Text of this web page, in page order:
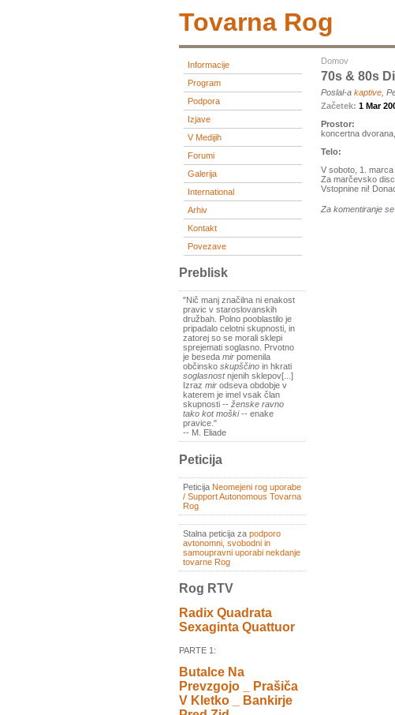
Tovarna Rog
Informacije
Program
Podpora
Izjave
V Medijih
Forumi
Galerija
International
Arhiv
Kontakt
Povezave
Preblisk
"Nič manj značilna ni enakost
pravic v staroslovanskih
družbah. Polno pooblastilo je
pripadalo celotni skupnosti, in
zatorej so se morali sklepi
sprejemati soglasno. Prvotno
je beseda mir pomenila
občinsko skupščino in hkrati
soglasnostnjenih sklepov[...]
Izraz mir odseva obdobje v
katerem je imel vsak član
skupnosti -- ženske ravno
tako kot moški-- enake
pravice."
-- M. Eliade
Peticija
Peticija Neomejeni rog uporabe
/ Support Autonomous Tovarna
Rog
Stalna peticija za podporo
avtonomni, svobodni in
samoupravni uporabi nekdanje
tovarne Rog
Rog RTV
Radix Quadrata
Sexaginta Quattuor
PARTE 1:
Butalce Na
Prevzgojo _ Prašiča
V Kletko _ Bankirje
Domov
70s & 80s
Poslal-a kaptive ,
Začetek: 1 Mar
Prostor:
koncertna
Telo:
V soboto, 1.
Za marčevsko
Vstopnine ni!
Za komentiranje se